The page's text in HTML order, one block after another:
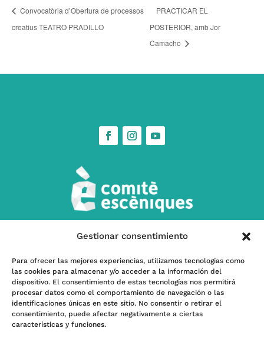
Gestionar consentimiento
Para ofrecer las mejores experiencias, utilizamos tecnologías como
las cookies para almacenar y/o acceder a la información del
dispositivo. El consentimiento de estas tecnologías nos permitirá
procesar datos como el comportamiento de navegación o las
identificaciones únicas en este sitio. No consentir o retirar el
consentimiento, puede afectar negativamente a ciertas
características y funciones.
Convocatòria d’Obertura de processos
creatius TEATRO PRADILLO
PRACTICAR EL
POSTERIOR, amb Jor
Camacho
w Contacta’ns
l Subscriu-te a nostra Newsletter
Programa kit Digital – Financiado por la Unión